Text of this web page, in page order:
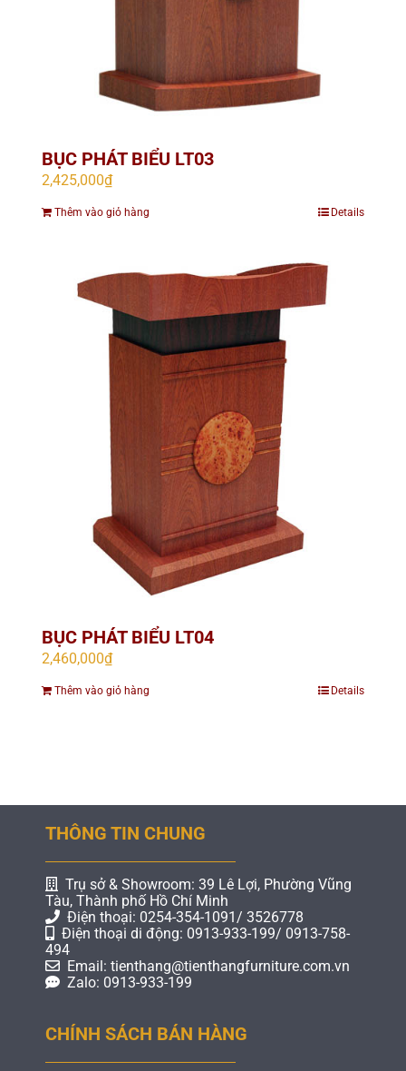
BỤC PHÁT BIỂU LT03
2,425,000₫
Thêm vào giỏ hàng Details
BỤC PHÁT BIỂU LT04
2,460,000₫
Thêm vào giỏ hàng Details
THÔNG TIN CHUNG
Trụ sở & Showroom: 39 Lê Lợi, Phường Vũng
Tàu, Thành phố Hồ Chí Minh
Điện thoại: 0254-354-1091/ 3526778
Điện thoại di động: 0913-933-199/ 0913-758-
494
Email: tienthang@tienthangfurniture.com.vn
Zalo: 0913-933-199
CHÍNH SÁCH BÁN HÀNG